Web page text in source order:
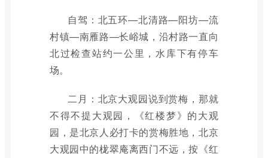
自驾：北五环—北清路—阳坊—流
村镇—南雁路—长峪城，沿村路一直向
北过检查站约一公里，水库下有停车
场。
二月：北京大观园说到赏梅，那就
不得不提大观园，《红楼梦》的大观
园，是北京人必打卡的赏梅胜地，北京
大观园中的栊翠庵离西门不远，按《红